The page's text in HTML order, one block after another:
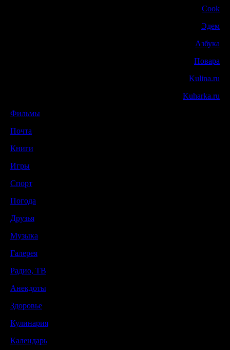
Cook
Эдем
Азбука
Повара
Kulina.ru
Kuharka.ru
Фильмы
Почта
Книги
Игры
Спорт
Погода
Друзья
Музыка
Галерея
Радио, ТВ
Анекдоты
Здоровье
Кулинария
Календарь